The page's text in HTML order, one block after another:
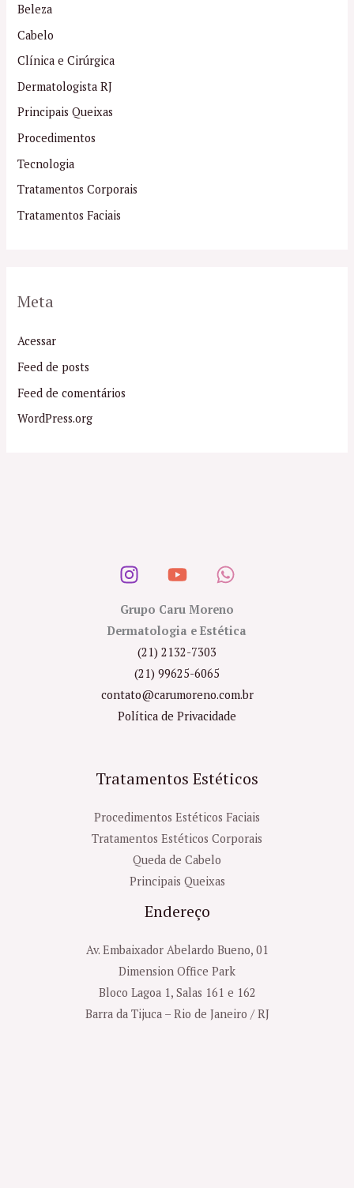
Beleza
Cabelo
Clínica e Cirúrgica
Dermatologista RJ
Principais Queixas
Procedimentos
Tecnologia
Tratamentos Corporais
Tratamentos Faciais
Meta
Acessar
Feed de posts
Feed de comentários
WordPress.org
Grupo Caru Moreno
Dermatologia e Estética
(21) 2132-7303
(21) 99625-6065
contato@carumoreno.com.br
Política de Privacidade
Tratamentos Estéticos
Procedimentos Estéticos Faciais
Tratamentos Estéticos Corporais
Queda de Cabelo
Principais Queixas
Endereço
Av. Embaixador Abelardo Bueno, 01
Dimension Office Park
Bloco Lagoa 1, Salas 161 e 162
Barra da Tijuca – Rio de Janeiro / RJ